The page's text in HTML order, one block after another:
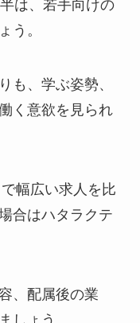
は、若手向けの
う。
も、学ぶ姿勢、
く意欲を見られ
幅広い求人を比
合はハタラクテ
、配属後の業
しょう。